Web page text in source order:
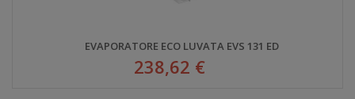
EVAPORATORE ECO LUVATA EVS 131 ED
238,62 €